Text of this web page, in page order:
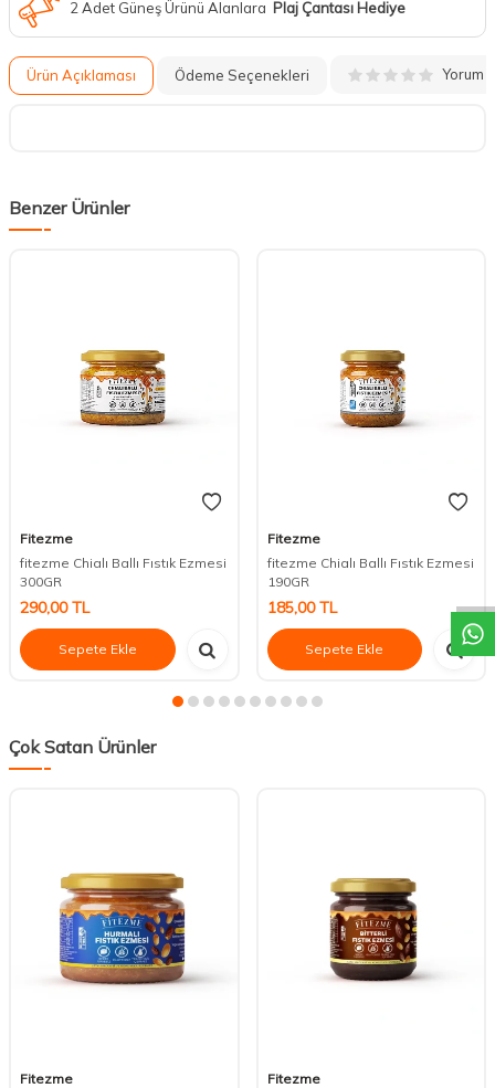
DESTEK
2 Adet Güneş Ürünü Alanlara Plaj Çantası Hediye
Ürün Açıklaması Ödeme Seçenekleri Yorum
Benzer Ürünler
Fitezme
fitezme Chialı Ballı Fıstık Ezmesi
300GR
290,00TL
Sepete Ekle
Fitezme
fitezme Chialı Ballı Fıstık Ezmesi
190GR
185,00TL
Sepete Ekle
Çok Satan Ürünler
Fitezme
Fitezme